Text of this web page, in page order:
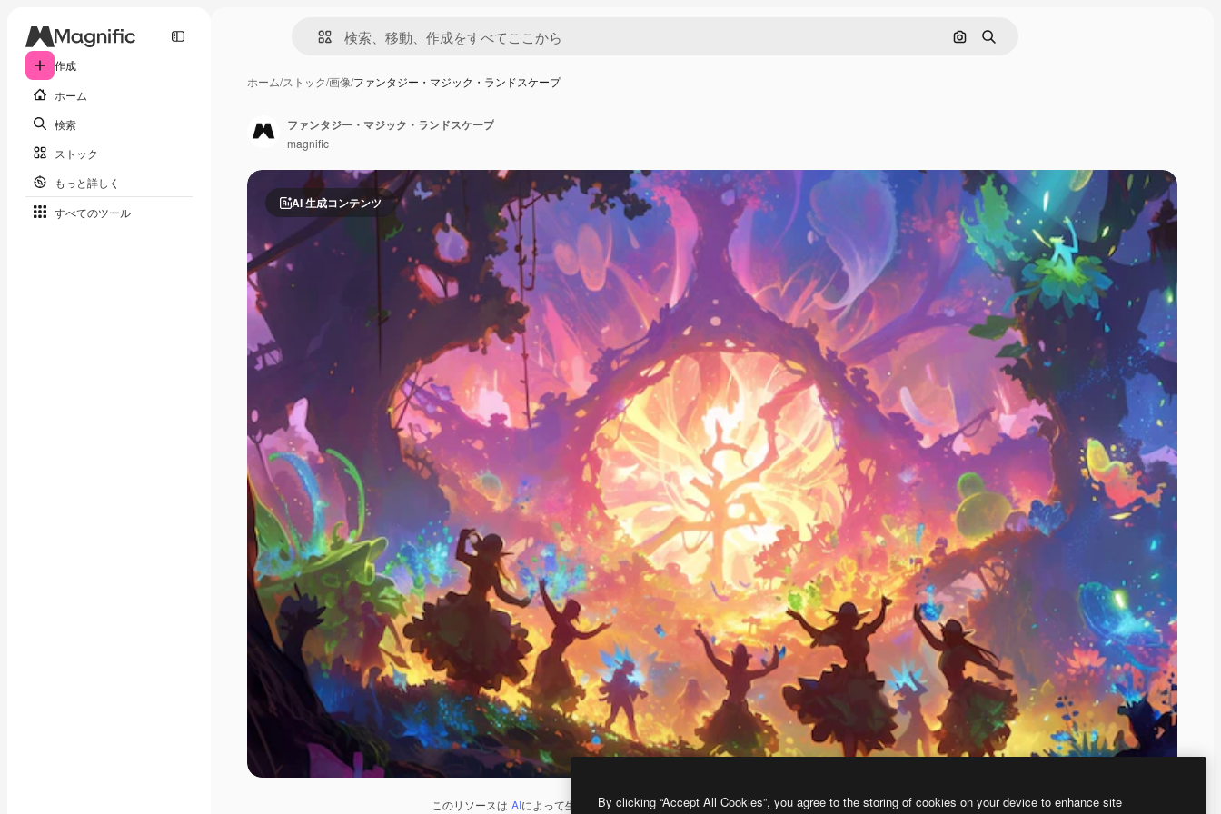
作成
ホーム
検索
ストック
もっと詳しく
すべてのツール
画像で検索
検索
ホーム/ストック/画像/ファンタジー・マジック・ランドスケープ
AI 生成コンテンツ
このリソースは AIによって生成されたものです。 AI画像生成ツールを使うと、あなた独自の画像を作成できます。
ファンタジー・マジック・ランドスケープ
magnific
By clicking “Accept All Cookies”, you agree to the storing of cookies on your device to enhance site